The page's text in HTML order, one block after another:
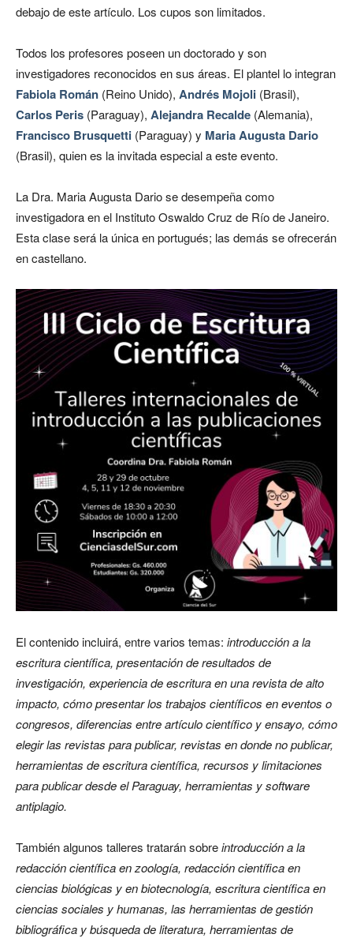
debajo de este artículo. Los cupos son limitados.
Todos los profesores poseen un doctorado y son
investigadores reconocidos en sus áreas. El plantel lo integran
Fabiola Román (Reino Unido), Andrés Mojoli (Brasil),
Carlos Peris (Paraguay), Alejandra Recalde (Alemania),
Francisco Brusquetti (Paraguay) y Maria Augusta Dario
(Brasil), quien es la invitada especial a este evento.
La Dra. Maria Augusta Dario se desempeña como
investigadora en el Instituto Oswaldo Cruz de Río de Janeiro.
Esta clase será la única en portugués; las demás se ofrecerán
en castellano.
El contenido incluirá, entre varios temas: introducción a la
escritura científica, presentación de resultados de
investigación, experiencia de escritura en una revista de alto
impacto, cómo presentar los trabajos científicos en eventos o
congresos, diferencias entre artículo científico y ensayo, cómo
elegir las revistas para publicar, revistas en donde no publicar,
herramientas de escritura científica, recursos y limitaciones
para publicar desde el Paraguay, herramientas y software
antiplagio.
Tambiénalgunos talleres tratarán sobreintroducción a la
redacción científica en zoología, redacción científica en
ciencias biológicas y en biotecnología, escritura científica en
ciencias sociales y humanas, las herramientas de gestión
bibliográfica y búsqueda de literatura, herramientas de